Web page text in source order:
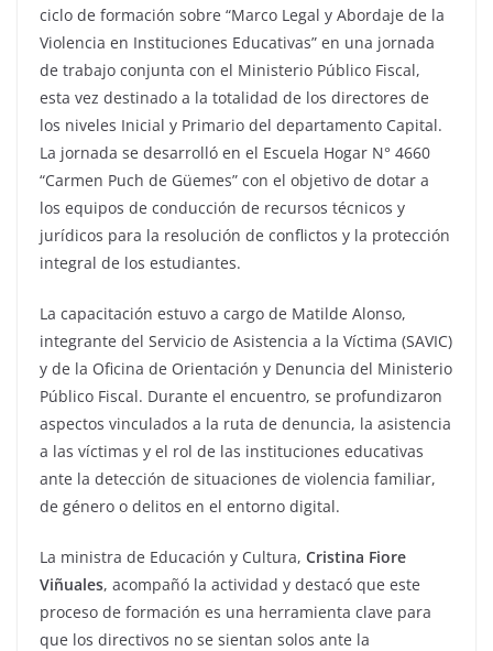
ciclo de formación sobre “Marco Legal y Abordaje de la
Violencia en Instituciones Educativas” en una jornada
de trabajo conjunta con el Ministerio Público Fiscal,
esta vez destinado a la totalidad de los directores de
los niveles Inicial y Primario del departamento Capital.
La jornada se desarrolló en el Escuela Hogar N° 4660
“Carmen Puch de Güemes” con el objetivo de dotar a
los equipos de conducción de recursos técnicos y
jurídicos para la resolución de conflictos y la protección
integral de los estudiantes.
La capacitación estuvo a cargo de Matilde Alonso,
integrante del Servicio de Asistencia a la Víctima (SAVIC)
y de la Oficina de Orientación y Denuncia del Ministerio
Público Fiscal. Durante el encuentro, se profundizaron
aspectos vinculados a la ruta de denuncia, la asistencia
a las víctimas y el rol de las instituciones educativas
ante la detección de situaciones de violencia familiar,
de género o delitos en el entorno digital.
La ministra de Educación y Cultura, Cristina Fiore
Viñuales, acompañó la actividad y destacó que este
proceso de formación es una herramienta clave para
que los directivos no se sientan solos ante la